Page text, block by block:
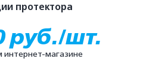
протектора
руб./шт.
интернет-магазине